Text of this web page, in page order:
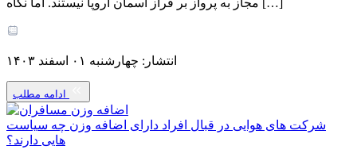
مجاز به پرواز بر فراز آسمان اروپا نیستند. اما نگاه […]
انتشار: چهارشنبه ۰۱ اسفند ۱۴۰۳
ادامه مطلب
شرکت های هوایی در قبال افراد دارای اضافه وزن چه سیاست
هایی دارند؟